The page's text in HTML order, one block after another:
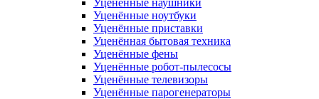
Уценённые наушники
Уценённые ноутбуки
Уценённые приставки
Уценённая бытовая техника
Уценённые фены
Уценённые робот-пылесосы
Уценённые телевизоры
Уценённые парогенераторы